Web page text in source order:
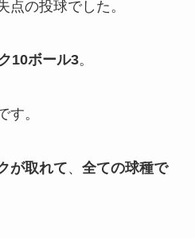
点の投球でした。
10ボール3。
す。
が取れて、 全ての球種で